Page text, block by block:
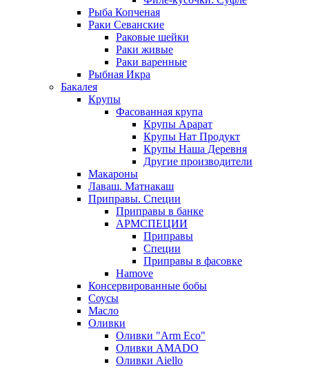
Рыба Копченая
Раки Севанские
Раковые шейки
Раки живые
Раки варенные
Рыбная Икра
Бакалея
Крупы
Фасованная крупа
Крупы Арарат
Крупы Нат Продукт
Крупы Наша Деревня
Другие производители
Макароны
Лаваш. Матнакаш
Приправы. Специи
Приправы в банке
АРМСПЕЦИИ
Приправы
Специи
Приправы в фасовке
Hamove
Консервированные бобы
Соусы
Масло
Оливки
Оливки "Arm Eco"
Оливки AMADO
Оливки Aiello